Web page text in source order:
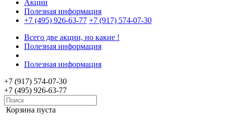
Акции
Полезная информация
+7 (495) 926-63-77 +7 (917) 574-07-30
Всего две акции, но какие !
Полезная информация
Полезная информация
+7 (917) 574-07-30
+7 (495) 926-63-77
Корзина пуста